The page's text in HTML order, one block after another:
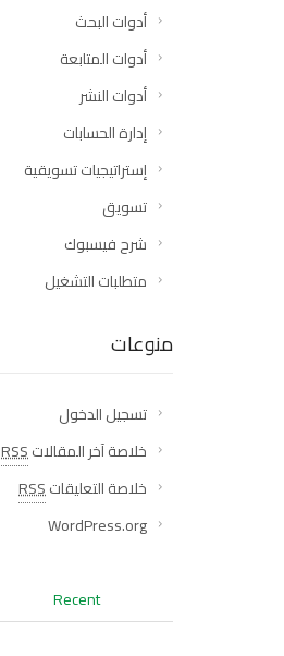
أدوات البحث
أدوات المتابعة
أدوات النشر
إدارة الحسابات
إستراتيجيات تسويقية
تسويق
شرح فيسبوك
متطلبات التشغيل
منوعات
تسجيل الدخول
خلاصة آخر المقالاتRSS
خلاصة التعليقاتRSS
WordPress.org
Recent